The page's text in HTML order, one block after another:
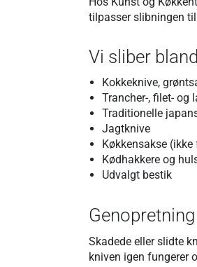
tilpasser slibningen
Vi sliber
Kokkeknive,
Trancher-, filet- og
Traditionelle
Jagtknive
Køkkensakse
Kødhakkere og
Udvalgt bestik
Skadede eller slidte
kniven igen fungerer